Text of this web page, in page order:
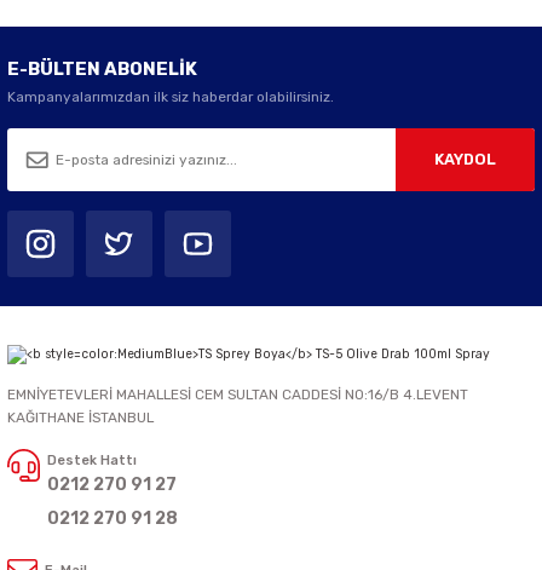
E-BÜLTEN ABONELİK
Kampanyalarımızdan ilk siz haberdar olabilirsiniz.
KAYDOL
EMNİYETEVLERİ MAHALLESİ CEM SULTAN CADDESİ NO:16/B 4.LEVENT
KAĞITHANE İSTANBUL
Destek Hattı
0212 270 91 27
0212 270 91 28